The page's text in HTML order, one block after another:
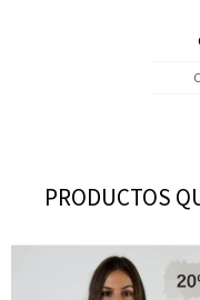
PRODUCTOS